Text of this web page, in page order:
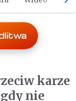
karze
nie